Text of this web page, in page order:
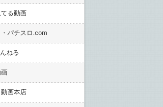
る動画
パチスロ.com
ねる
画本店